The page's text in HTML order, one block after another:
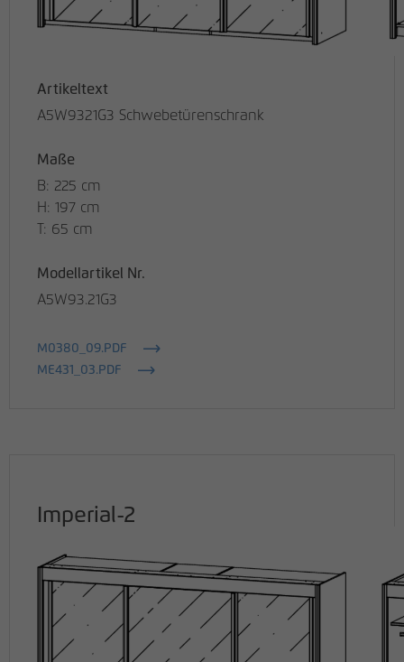
Artikeltext
A5W9321G3 Schwebetürenschrank
Maße
B: 225 cm
H: 197 cm
T: 65 cm
Modellartikel Nr.
A5W93.21G3
M0380_09.PDF
ME431_03.PDF
Imperial-2